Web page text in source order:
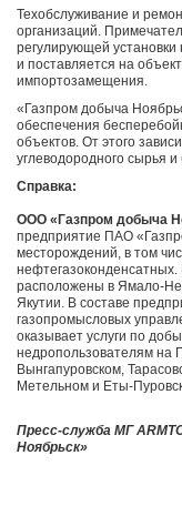
Техобслуживание и
организаций.
регулирующей
и поставляется на
импортозамещения.
«Газпром добыча
обеспечения
объектов. От этого
углеводородного сырья
Справка:
ООО «Газпром добыча
предприятие ПАО
месторождений, в том
расположены в Ямало-
Якутии. В составе
газопромысловых
оказывает услуги по
недропользователям на
Вынгапуровском,
Метельном и Еты-
Пресс-служба МГ
Ноябрьск»